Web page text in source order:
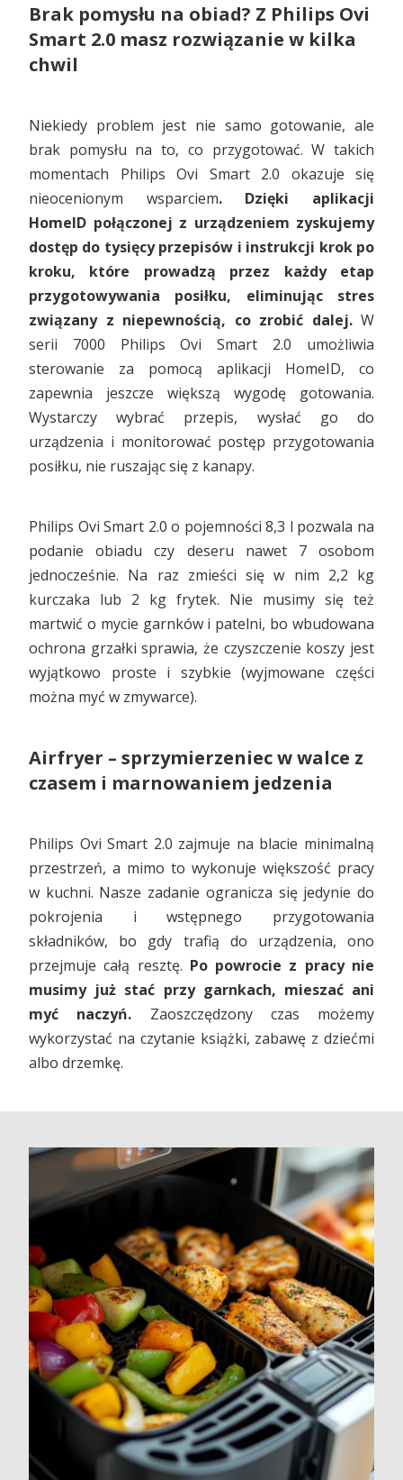
Brak pomysłu na obiad? Z Philips Ovi
Smart 2.0 masz rozwiązanie w kilka
chwil
Niekiedy problem jest nie samo gotowanie, ale
brak pomysłu na to, co przygotować. W takich
momentach Philips Ovi Smart 2.0 okazuje się
nieocenionym wsparciem. Dzięki aplikacji
HomeID połączonej z urządzeniem zyskujemy
dostęp do tysięcy przepisów i instrukcji krok po
kroku, które prowadzą przez każdy etap
przygotowywania posiłku, eliminując stres
związany z niepewnością, co zrobić dalej. W
serii 7000 Philips Ovi Smart 2.0 umożliwia
sterowanie za pomocą aplikacji HomeID, co
zapewnia jeszcze większą wygodę gotowania.
Wystarczy wybrać przepis, wysłać go do
urządzenia i monitorować postęp przygotowania
posiłku, nie ruszając się z kanapy.
Philips Ovi Smart 2.0 o pojemności 8,3 l pozwala na
podanie obiadu czy deseru nawet 7 osobom
jednocześnie. Na raz zmieści się w nim 2,2 kg
kurczaka lub 2 kg frytek. Nie musimy się też
martwić o mycie garnków i patelni, bo wbudowana
ochrona grzałki sprawia, że czyszczenie koszy jest
wyjątkowo proste i szybkie (wyjmowane części
można myć w zmywarce).
Airfryer – sprzymierzeniec w walce z
czasem i marnowaniem jedzenia
Philips Ovi Smart 2.0 zajmuje na blacie minimalną
przestrzeń, a mimo to wykonuje większość pracy
w kuchni. Nasze zadanie ogranicza się jedynie do
pokrojenia i wstępnego przygotowania
składników, bo gdy trafią do urządzenia, ono
przejmuje całą resztę. Po powrocie z pracy nie
musimy już stać przy garnkach, mieszać ani
myć naczyń. Zaoszczędzony czas możemy
wykorzystać na czytanie książki, zabawę z dziećmi
albo drzemkę.